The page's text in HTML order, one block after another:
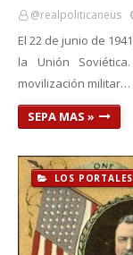
@realpoliticaneus
El 22 de junio de
la Unión
movilización militar…
SEPA MAS »
LOS PORTALES